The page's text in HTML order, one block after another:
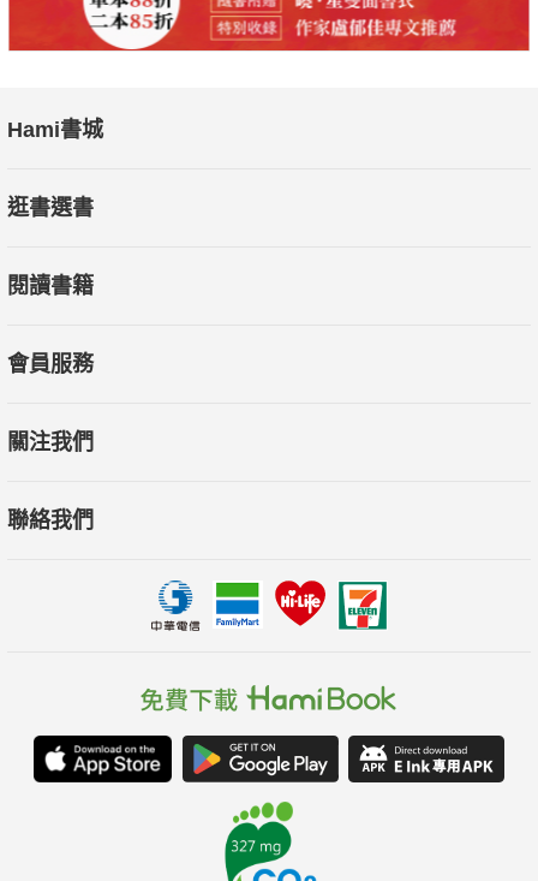
Hami書城
逛書選書
閱讀書籍
會員服務
關注我們
聯絡我們